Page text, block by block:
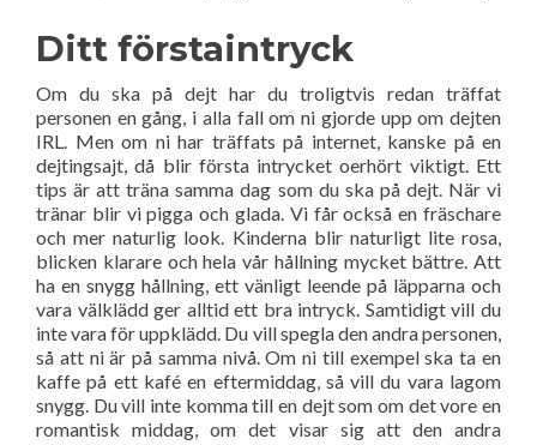
Ditt förstaintryck
Om du ska på dejt har du troligtvis redan träffat
personen en gång, i alla fall om ni gjorde upp om dejten
IRL. Men om ni har träffats på internet, kanske på en
dejtingsajt, då blir första intrycket oerhört viktigt. Ett
tips är att träna samma dag som du ska på dejt. När vi
tränar blir vi pigga och glada. Vi får också en fräschare
och mer naturlig look. Kinderna blir naturligt lite rosa,
blicken klarare och hela vår hållning mycket bättre. Att
ha en snygg hållning, ett vänligt leende på läpparna och
vara välklädd ger alltid ett bra intryck. Samtidigt vill du
inte vara för uppklädd. Du vill spegla den andra personen,
så att ni är på samma nivå. Om ni till exempel ska ta en
kaffe på ett kafé en eftermiddag, så vill du vara lagom
snygg. Du vill inte komma till en dejt som om det vore en
romantisk middag, om det visar sig att den andra